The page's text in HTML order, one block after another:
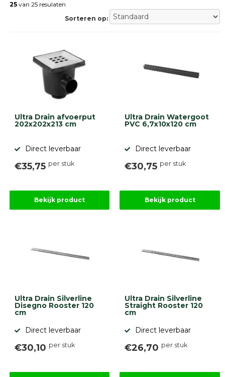
Terrastegels
Sierbestrating
Betonklinkers
bestrating
bestrating
Muurelementen
Straatklinkers
Opsluitbanden
Betonbanden
Palissades
diversen
Beplantings
betonelementen
Overig
25van 25 resulaten
Sorteren op:
Ultra Drain afvoerput
202x202x213 cm
Direct leverbaar
€35,75 per stuk
Bekijk product
Ultra Drain Watergoot
PVC 6,7x10x120 cm
Direct leverbaar
€30,75 per stuk
Bekijk product
Ultra Drain Silverline
Disegno Rooster 120
cm
Direct leverbaar
€30,10 per stuk
Ultra Drain Silverline
Straight Rooster 120
cm
Direct leverbaar
€26,70 per stuk